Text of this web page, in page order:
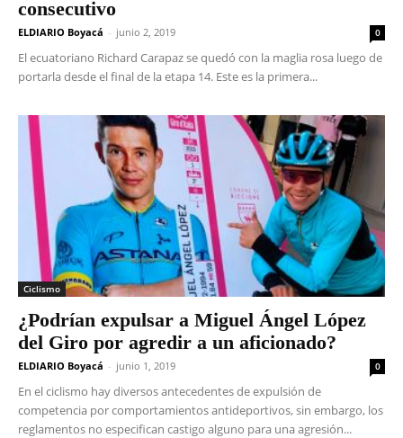
consecutivo
ELDIARIO Boyacá - junio 2, 2019 0
El ecuatoriano Richard Carapaz se quedó con la maglia rosa luego de
portarla desde el final de la etapa 14. Este es la primera...
Ciclismo
¿Podrían expulsar a Miguel Ángel López
del Giro por agredir a un aficionado?
ELDIARIO Boyacá - junio 1, 2019 0
En el ciclismo hay diversos antecedentes de expulsión de
competencia por comportamientos antideportivos, sin embargo, los
reglamentos no especifican castigo alguno para una agresión...